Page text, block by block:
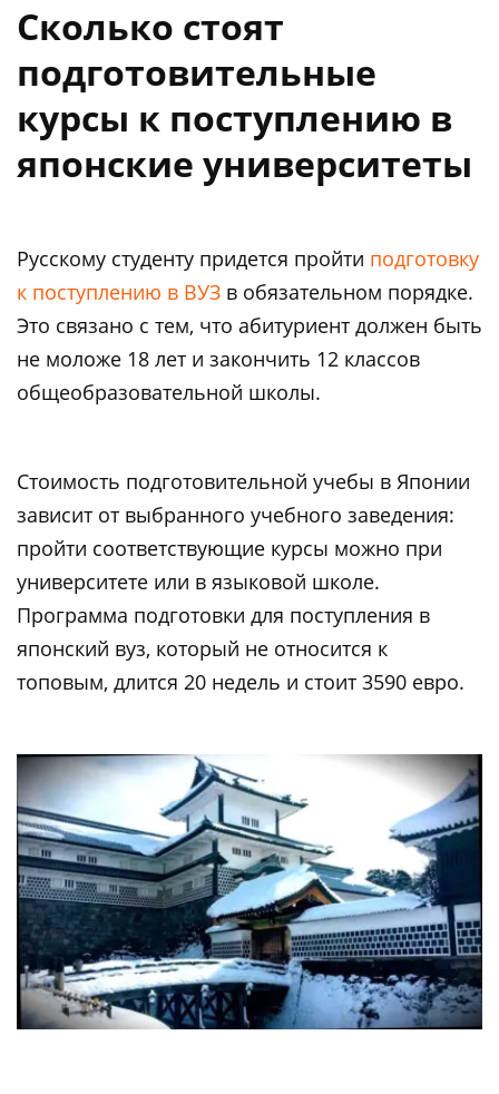
Сколько стоят
подготовительные
курсы к поступлению в
японские университеты
Русскому студенту придется пройти подготовку
к поступлению в ВУЗ в обязательном порядке.
Это связано с тем, что абитуриент должен быть
не моложе 18 лет и закончить 12 классов
общеобразовательной школы.
Стоимость подготовительной учебы в Японии
зависит от выбранного учебного заведения:
пройти соответствующие курсы можно при
университете или в языковой школе.
Программа подготовки для поступления в
японский вуз, который не относится к
топовым, длится 20 недель и стоит 3590 евро.